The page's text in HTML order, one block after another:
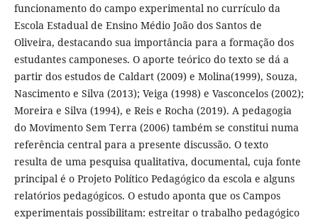
funcionamento do campo experimental no currículo da
Escola Estadual de Ensino Médio João dos Santos de
Oliveira, destacando sua importância para a formação dos
estudantes camponeses. O aporte teórico do texto se dá a
partir dos estudos de Caldart (2009) e Molina(1999), Souza,
Nascimento e Silva (2013); Veiga (1998) e Vasconcelos (2002);
Moreira e Silva (1994), e Reis e Rocha (2019). A pedagogia
do Movimento Sem Terra (2006) também se constitui numa
referência central para a presente discussão. O texto
resulta de uma pesquisa qualitativa, documental, cuja fonte
principal é o Projeto Político Pedagógico da escola e alguns
relatórios pedagógicos. O estudo aponta que os Campos
experimentais possibilitam: estreitar o trabalho pedagógico